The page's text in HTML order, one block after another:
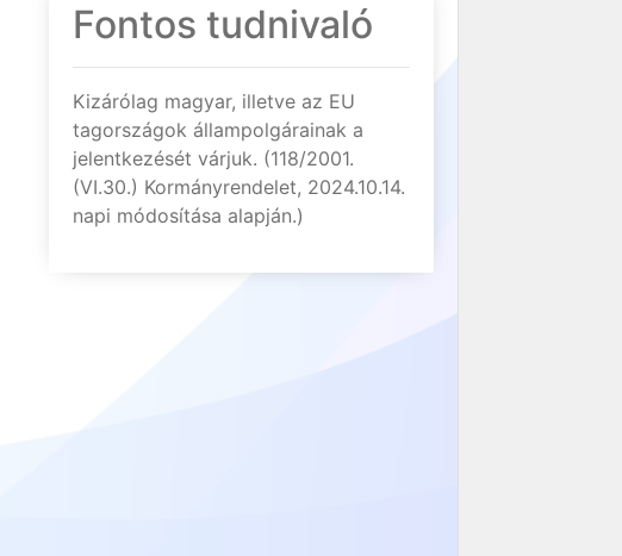
Fontos tudnivaló
Kizárólag magyar, illetve az EU
tagországok állampolgárainak a
jelentkezését várjuk. (118/2001.
(VI.30.) Kormányrendelet, 2024.10.14.
napi módosítása alapján.)